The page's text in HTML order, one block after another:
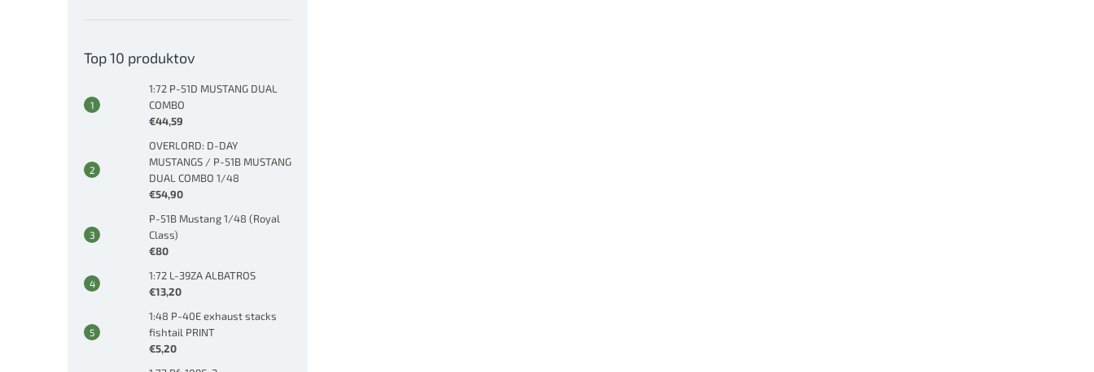
Top 10 produktov
1:72 P-51D MUSTANG DUAL
COMBO
€44,59
OVERLORD: D-DAY
MUSTANGS / P-51B MUSTANG
DUAL COMBO 1/48
€54,90
P-51B Mustang 1/48 (Royal
Class)
€80
1:72 L-39ZA ALBATROS
€13,20
1:48 P-40E exhaust stacks
fishtail PRINT
€5,20